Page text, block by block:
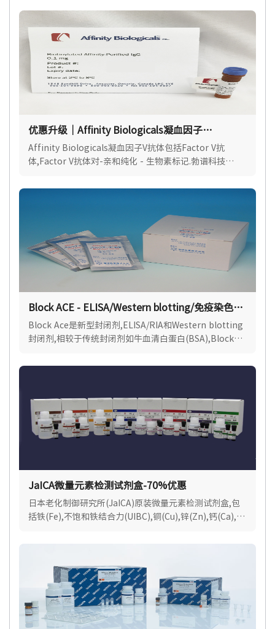
优惠升级｜Affinity Biologicals凝血因子
V（Factor V）抗体
Affinity Biologicals凝血因子V抗体包括Factor V抗
体,Factor V抗体对-亲和纯化 - 生物素标记.勃谱科技
Block ACE - ELISA/Western blotting/免疫染色封
闭剂
Block Ace是新型封闭剂,ELISA/RIA和Western blotting
封闭剂,相较于传统封闭剂如牛血清白蛋白(BSA),Block
果.
JaICA微量元素检测试剂盒-70%优惠
日本老化制御研究所(JaICA)原装微量元素检测试剂盒,包
括铁(Fe),不饱和铁结合力(UIBC),铜(Cu),锌(Zn),钙(Ca),镁